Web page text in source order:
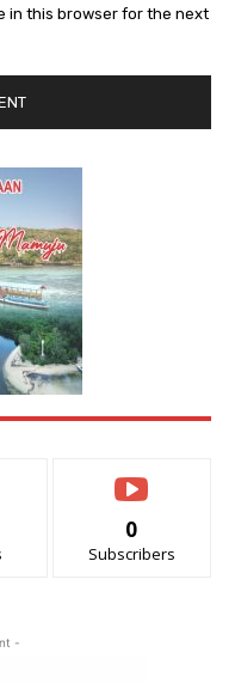
in this browser for the next
0
Subscribers
-